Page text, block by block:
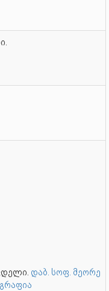
დაბ. სოფ. მეორე